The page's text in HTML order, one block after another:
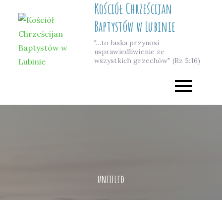
content
Kościół Chrześcijan
Baptystów w Lubinie
"…to łaska przynosi
usprawiedliwienie ze
wszystkich grzechów" (Rz 5:16)
untitled